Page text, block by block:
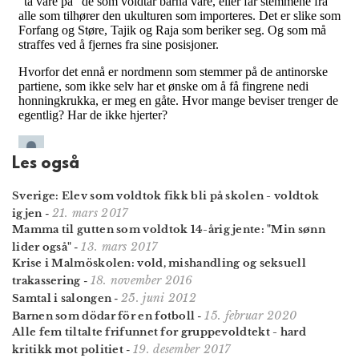
Les også
Sverige: Elev som voldtok fikk bli på skolen - voldtok
igjen- 21. mars 2017
Mamma til gutten som voldtok 14-årig jente: "Min sønn
lider også" -13. mars 2017
Krise i Malmöskolen: vold, mishandling og seksuell
trakassering - 18. november 2016
Samtal i salongen-25. juni 2012
Barnen som dödar för en fotboll -15. februar 2020
Alle fem tiltalte frifunnet for gruppevoldtekt - hard
kritikk mot politiet -19. desember 2017